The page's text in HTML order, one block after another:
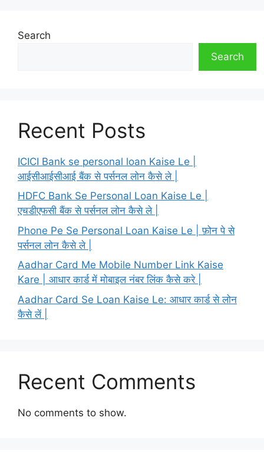
Search
Search
Recent Posts
ICICI Bank se personal loan Kaise Le |
आईसीआईसीआई बैंक से पर्सनल लोन कैसे ले |
HDFC Bank Se Personal Loan Kaise Le |
एचडीएफसी बैंक से पर्सनल लोन कैसे ले |
Phone Pe Se Personal Loan Kaise Le | फ़ोन पे से
पर्सनल लोन कैसे ले |
Aadhar Card Me Mobile Number Link Kaise
Kare | आधार कार्ड में मोबाइल नंबर लिंक कैसे करे |
Aadhar Card Se Loan Kaise Le: आधार कार्ड से लोन
कैसे लें |
Recent Comments
No comments to show.